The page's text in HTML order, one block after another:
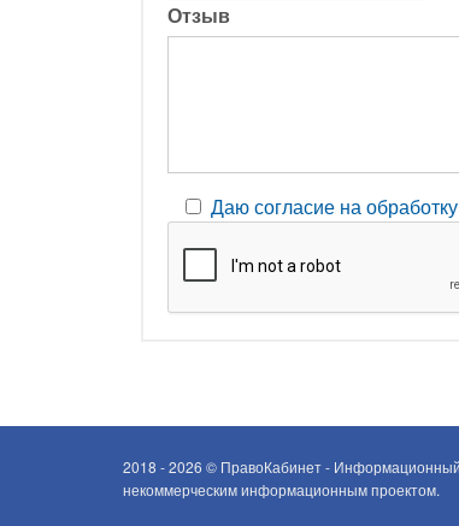
Отзыв
Даю согласие на
2018 - 2026 © ПравоКабинет - Информационный
некоммерческим информационным проектом.